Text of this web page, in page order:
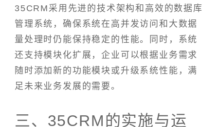
35CRM采用先进的技术架构和高效的数据库
管理系统，确保系统在高并发访问和大数据
量处理时仍能保持稳定的性能。同时，系统
还支持模块化扩展，企业可以根据业务需求
随时添加新的功能模块或升级系统性能，满
足未来业务发展的需要。
三、35CRM的实施与运